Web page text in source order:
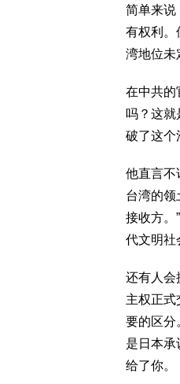
简单来说
有权利。
湾地位未
在中共的
吗？这就
破了这个
他直言不
台湾的领
接收方。
代文明社
还有人会
主权正式
要的区分
是日本承
给了你。